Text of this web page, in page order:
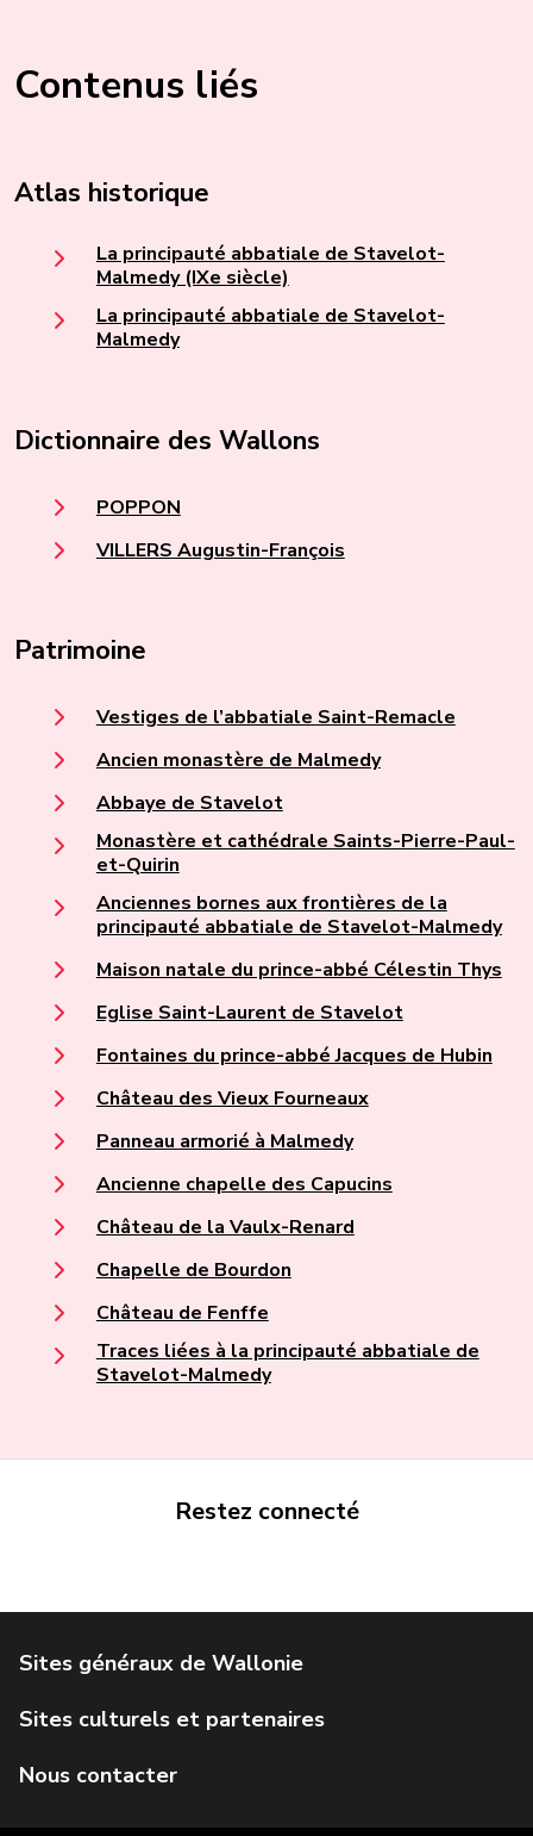
Contenus liés
Atlas historique
La principauté abbatiale de Stavelot-
Malmedy (IXe siècle)
La principauté abbatiale de Stavelot-
Malmedy
Dictionnaire des Wallons
POPPON
VILLERS Augustin-François
Patrimoine
Vestiges de l’abbatiale Saint-Remacle
Ancien monastère de Malmedy
Abbaye de Stavelot
Monastère et cathédrale Saints-Pierre-Paul-
et-Quirin
Anciennes bornes aux frontières de la
principauté abbatiale de Stavelot-Malmedy
Maison natale du prince-abbé Célestin Thys
Eglise Saint-Laurent de Stavelot
Fontaines du prince-abbé Jacques de Hubin
Château des Vieux Fourneaux
Panneau armorié à Malmedy
Ancienne chapelle des Capucins
Château de la Vaulx-Renard
Chapelle de Bourdon
Château de Fenffe
Traces liées à la principauté abbatiale de
Stavelot-Malmedy
Restez connecté
Service public de Wallonie
Géoportail de la Wallonie
IWEPS
Agence Wallonne du Patrimoine